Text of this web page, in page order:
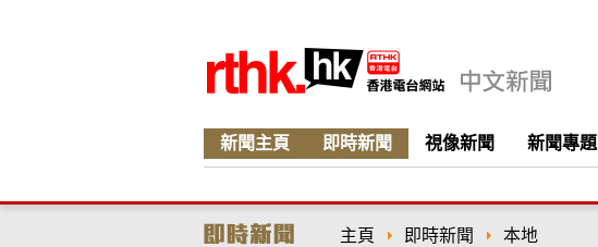
新聞主頁 即時新聞 視像新聞 新聞專題
主頁 即時新聞 本地